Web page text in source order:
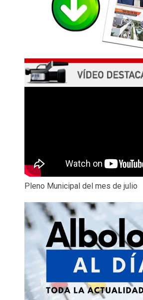
Pleno Municipal del mes de julio